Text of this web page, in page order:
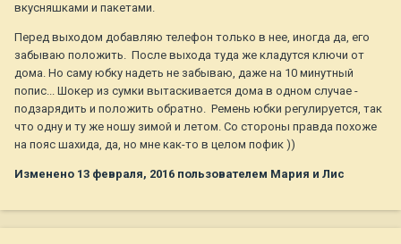
вкусняшками и пакетами.
Перед выходом добавляю телефон только в нее, иногда да, его
забываю положить. После выхода туда же кладутся ключи от
дома. Но саму юбку надеть не забываю, даже на 10 минутный
попис... Шокер из сумки вытаскивается дома в одном случае -
подзарядить и положить обратно. Ремень юбки регулируется, так
что одну и ту же ношу зимой и летом. Со стороны правда похоже
на пояс шахида, да, но мне как-то в целом пофик ))
Изменено 13 февраля, 2016 пользователем Мария и Лис